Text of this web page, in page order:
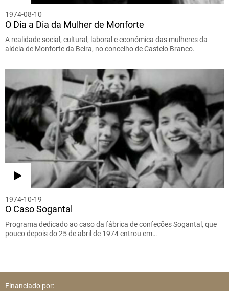
1974-08-10
O Dia a Dia da Mulher de Monforte
A realidade social, cultural, laboral e económica das mulheres da
aldeia de Monforte da Beira, no concelho de Castelo Branco.
1974-10-19
O Caso Sogantal
Programa dedicado ao caso da fábrica de confeções Sogantal, que
pouco depois do 25 de abril de 1974 entrou em…
Financiado por: